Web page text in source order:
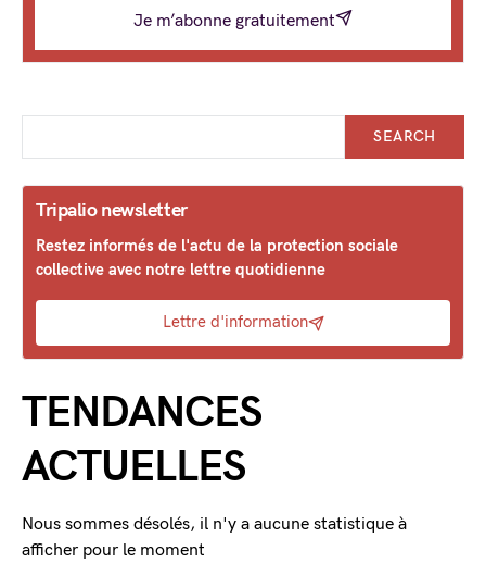
Je m’abonne gratuitement
SEARCH
Tripalio newsletter
Restez informés de l'actu de la protection sociale
collective avec notre lettre quotidienne
Lettre d'information
TENDANCES
ACTUELLES
Nous sommes désolés, il n'y a aucune statistique à
afficher pour le moment